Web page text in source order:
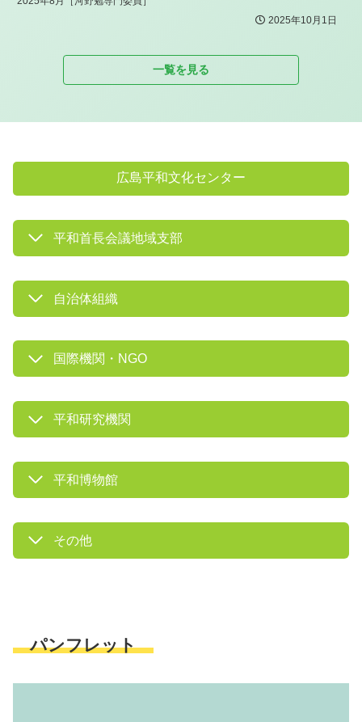
2025年10月1日
一覧を見る
広島平和文化センター
平和首長会議地域支部
自治体組織
国際機関・NGO
平和研究機関
平和博物館
その他
パンフレット